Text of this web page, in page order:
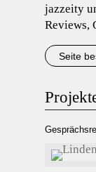
jazzeity
Reviews,
Seite